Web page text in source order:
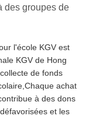
des groupes de
l'école KGV est
KGV de Hong
de fonds
achat
à des dons
et les